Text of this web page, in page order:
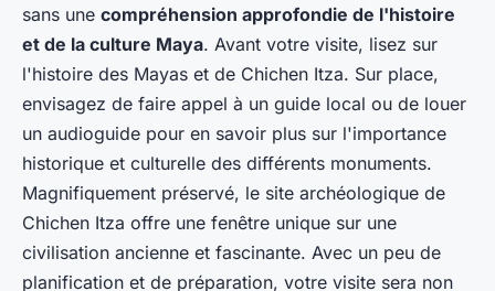
sans une compréhension approfondie de l'histoire
et de la culture Maya. Avant votre visite, lisez sur
l'histoire des Mayas et de Chichen Itza. Sur place,
envisagez de faire appel à un guide local ou de louer
un audioguide pour en savoir plus sur l'importance
historique et culturelle des différents monuments.
Magnifiquement préservé, le site archéologique de
Chichen Itza offre une fenêtre unique sur une
civilisation ancienne et fascinante. Avec un peu de
planification et de préparation, votre visite sera non